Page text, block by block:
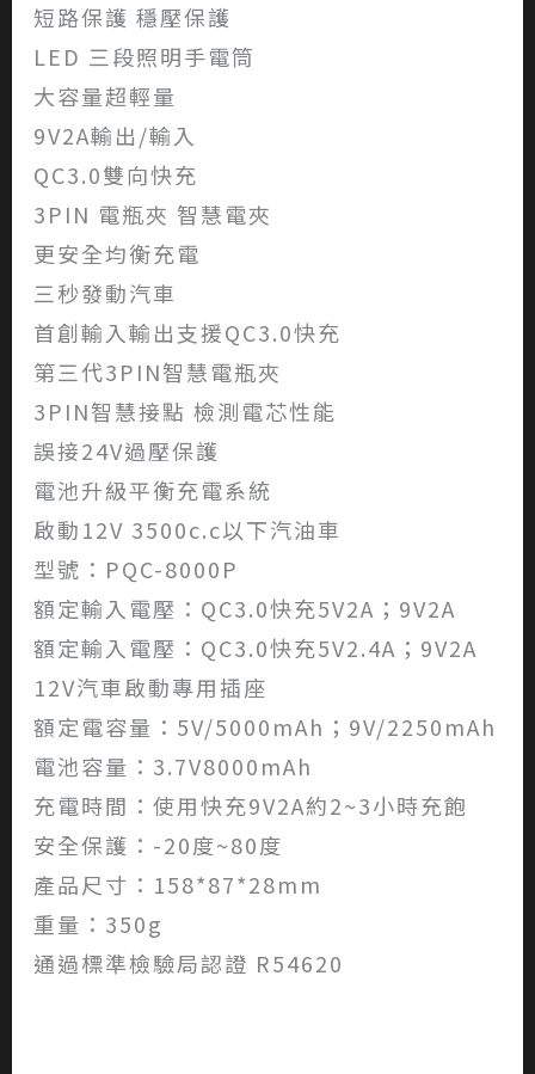
短路保護 穩壓保護
LED 三段照明手電筒
大容量超輕量
9V2A輸出/輸入
QC3.0雙向快充
3PIN 電瓶夾 智慧電夾
更安全均衡充電
三秒發動汽車
首創輸入輸出支援QC3.0快充
第三代3PIN智慧電瓶夾
3PIN智慧接點 檢測電芯性能
誤接24V過壓保護
電池升級平衡充電系統
啟動12V 3500c.c以下汽油車
型號：PQC-8000P
額定輸入電壓：QC3.0快充5V2A；9V2A
額定輸入電壓：QC3.0快充5V2.4A；9V2A
12V汽車啟動專用插座
額定電容量：5V/5000mAh；9V/2250mAh
電池容量：3.7V8000mAh
充電時間：使用快充9V2A約2~3小時充飽
安全保護：-20度~80度
產品尺寸：158*87*28mm
重量：350g
通過標準檢驗局認證 R54620